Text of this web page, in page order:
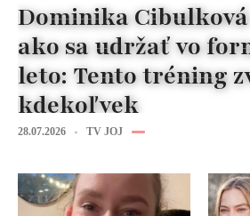
Dominika
ako sa udržať vo
leto: Tento tréning
kdekoľvek
28.07.2026 TV JOJ